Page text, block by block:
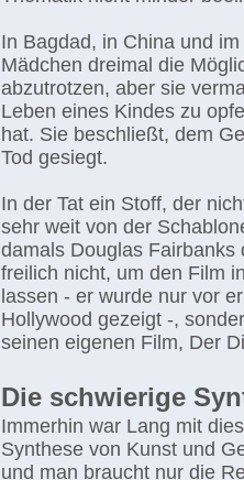
In Bagdad, in China und
Mädchen dreimal die
abzutrotzen, aber sie
Leben eines Kindes zu
hat. Sie beschließt, dem
Tod gesiegt.
In der Tat ein Stoff, der
sehr weit von der
damals Douglas
freilich nicht, um den Film
lassen - er wurde nur vor
Hollywood gezeigt -,
seinen eigenen Film, Der
Die schwierige
Immerhin war Lang mit
Synthese von Kunst und
und man braucht nur die